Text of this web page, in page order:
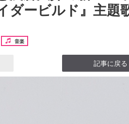
ダービルド』主
音楽
記事に戻る